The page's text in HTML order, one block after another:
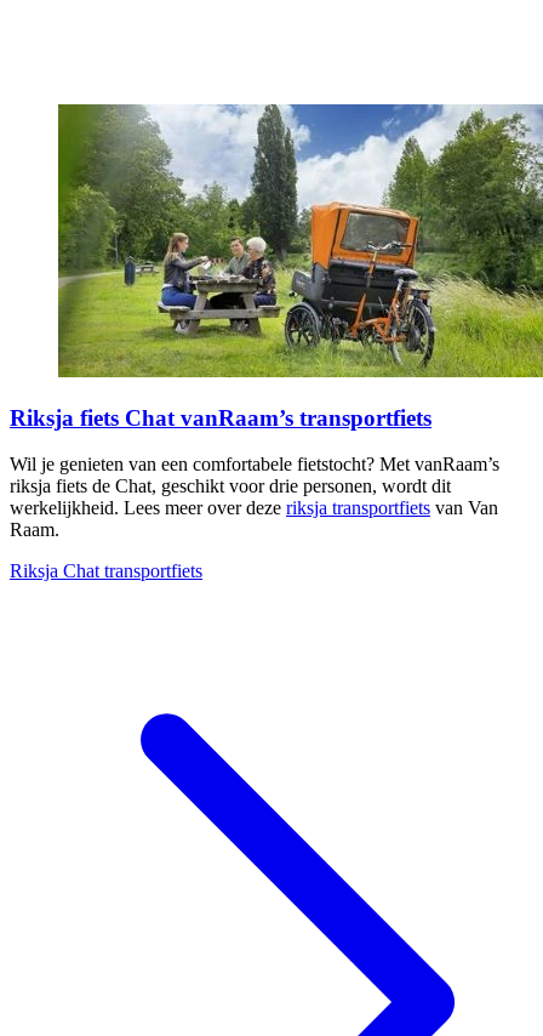
Riksja fiets Chat vanRaam’s transportfiets
Wil je genieten van een comfortabele fietstocht? Met vanRaam’s
riksja fiets de Chat, geschikt voor drie personen, wordt dit
werkelijkheid. Lees meer over deze riksja transportfiets van Van
Raam.
Riksja Chat transportfiets